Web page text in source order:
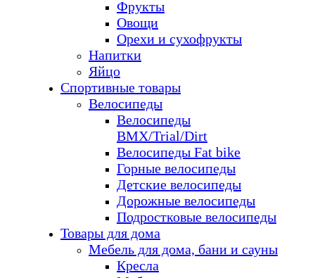
Фрукты
Овощи
Орехи и сухофрукты
Напитки
Яйцо
Спортивные товары
Велосипеды
Велосипеды
BMX/Trial/Dirt
Велосипеды Fat bike
Горные велосипеды
Детские велосипеды
Дорожные велосипеды
Подростковые велосипеды
Товары для дома
Мебель для дома, бани и сауны
Кресла